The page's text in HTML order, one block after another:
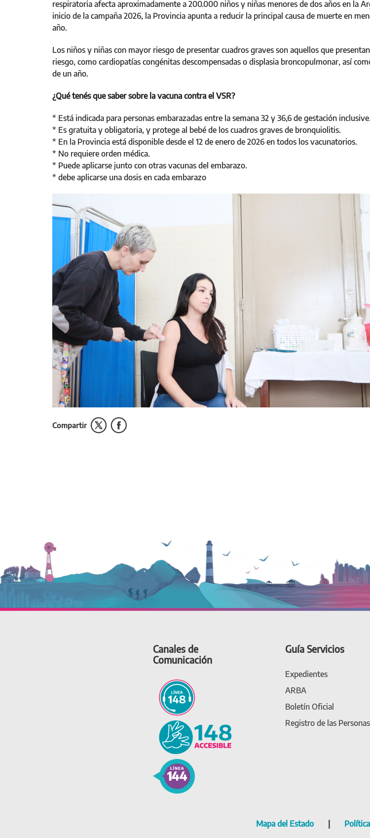
respiratoria afecta aproximadamente a 200.000 niños y niñas menores de dos años en la
inicio de la campaña 2026, la Provincia apunta a reducir la principal causa de muerte en
año.
Los niños y niñas con mayor riesgo de presentar cuadros graves son aquellos que
riesgo, como cardiopatías congénitas descompensadas o displasia broncopulmonar, así
de un año.
¿Qué tenés que saber sobre la vacuna contra el VSR?
* Está indicada para personas embarazadas entre la semana 32 y 36,6 de gestación inclusive.
* Es gratuita y obligatoria, y protege al bebé de los cuadros graves de bronquiolitis.
* En la Provincia está disponible desde el 12 de enero de 2026 en todos los vacunatorios.
* No requiere orden médica.
* Puede aplicarse junto con otras vacunas del embarazo.
* debe aplicarse una dosis en cada embarazo
Compartir
Canales de
Comunicación
Guía Servicios
Expedientes
ARBA
Boletín Oficial
Registro de las Personas
Mapa del Estado